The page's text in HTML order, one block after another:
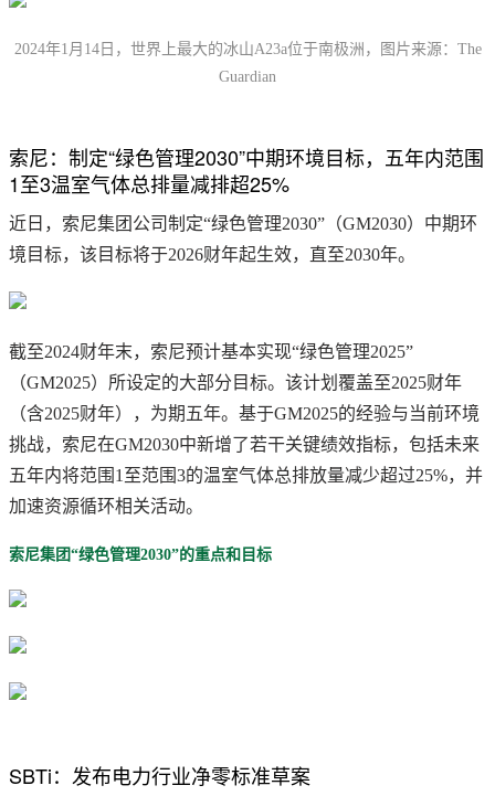
2024年1月14日，世界上最大的冰山A23a位于南极洲，图片来源：The
Guardian
索尼：制定“绿色管理2030”中期环境目标，五年内范围
1至3温室气体总排量减排超25%
近日，索尼集团公司制定“绿色管理2030”（GM2030）中期环
境目标，该目标将于2026财年起生效，直至2030年。
截至2024财年末，索尼预计基本实现“绿色管理2025”
（GM2025）所设定的大部分目标。该计划覆盖至2025财年
（含2025财年），为期五年。基于GM2025的经验与当前环境
挑战，索尼在GM2030中新增了若干关键绩效指标，包括未来
五年内将范围1至范围3的温室气体总排放量减少超过25%，并
加速资源循环相关活动。
索尼集团“绿色管理2030”的重点和目标
SBTi：发布电力行业净零标准草案